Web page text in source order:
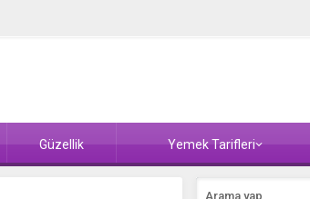
Güzellik Yemek Tarifleri